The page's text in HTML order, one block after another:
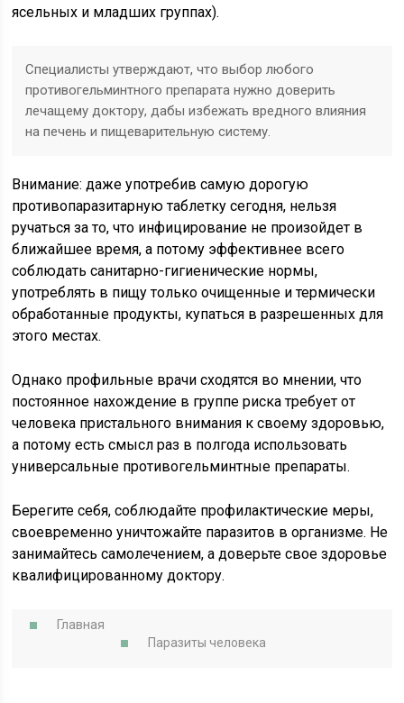
ясельных и младших группах).
Специалисты утверждают, что выбор любого
противогельминтного препарата нужно доверить
лечащему доктору, дабы избежать вредного влияния
на печень и пищеварительную систему.
Внимание: даже употребив самую дорогую
противопаразитарную таблетку сегодня, нельзя
ручаться за то, что инфицирование не произойдет в
ближайшее время, а потому эффективнее всего
соблюдать санитарно-гигиенические нормы,
употреблять в пищу только очищенные и термически
обработанные продукты, купаться в разрешенных для
этого местах.
Однако профильные врачи сходятся во мнении, что
постоянное нахождение в группе риска требует от
человека пристального внимания к своему здоровью,
а потому есть смысл раз в полгода использовать
универсальные противогельминтные препараты.
Берегите себя, соблюдайте профилактические меры,
своевременно уничтожайте паразитов в организме. Не
занимайтесь самолечением, а доверьте свое здоровье
квалифицированному доктору.
Главная
Паразиты человека